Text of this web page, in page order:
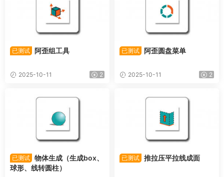
已测试 阿歪组工具
2025-10-11 2
已测试 阿歪圆盘菜单
2025-10-11 2
已测试 物体生成（生成box、
球形、线转圆柱）
已测试 推拉压平拉线成面